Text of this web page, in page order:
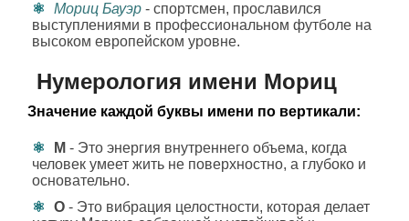
Мориц Бауэр - спортсмен, прославился
выступлениями в профессиональном футболе на
высоком европейском уровне.
Нумерология имени Мориц
Значение каждой буквы имени по вертикали:
М - Это энергия внутреннего объема, когда
человек умеет жить не поверхностно, а глубоко и
основательно.
О - Это вибрация целостности, которая делает